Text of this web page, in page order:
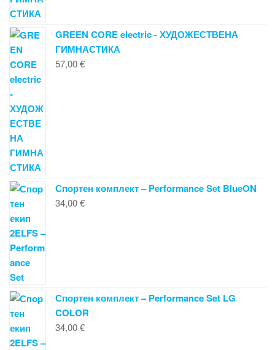
GREEN CORE electric - ХУДОЖЕСТВЕНА
ГИМНАСТИКА
57,00€
Спортен комплект – Performance Set BlueON
34,00€
Спортен комплект – Performance Set LG
COLOR
34,00€